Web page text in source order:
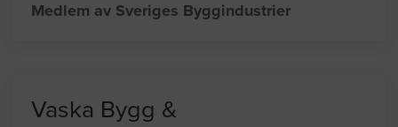
Medlem av Sveriges Byggindustrier
Vaska Bygg &